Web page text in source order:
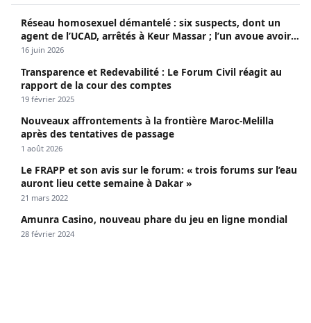
Réseau homosexuel démantelé : six suspects, dont un
agent de l’UCAD, arrêtés à Keur Massar ; l’un avoue avoir
propagé le VIH depuis 2018
16 juin 2026
Transparence et Redevabilité : Le Forum Civil réagit au
rapport de la cour des comptes
19 février 2025
Nouveaux affrontements à la frontière Maroc-Melilla
après des tentatives de passage
1 août 2026
Le FRAPP et son avis sur le forum: « trois forums sur l’eau
auront lieu cette semaine à Dakar »
21 mars 2022
Amunra Casino, nouveau phare du jeu en ligne mondial
28 février 2024